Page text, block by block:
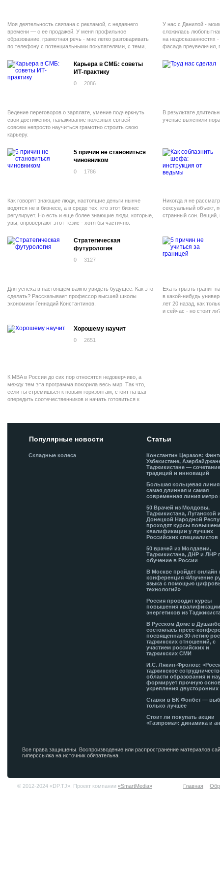
Моя деятельность связана с рекламой, с недавнего
времени — с ее продажей. У меня профильное
образование, грамотная речь - мне легко разговаривать
по телефону с потенциальными покупателями, с теми,
профессиональных отношениях. Но успехами в области
продаж похвастаться не могу.
У нас с Данилой -
сложилась
на недосказанностях
фасада преувеличил,
Карьера в СМБ: советы
ИТ-практику
0 2086
Ведение переговоров о зарплате, умение подчеркнуть
свои достижения, налаживание полезных связей —
совсем непросто научиться грамотно строить свою
карьеру.
В результате
ученые выяснили
5 причин не становиться
чиновником
0 1786
Как говорят знающие люди, настоящие деньги нынче
водятся не в бизнесе, а в среде тех, кто этот бизнес
регулирует. Но есть и еще более знающие люди, которые,
увы, опровергают этот тезис - хотя бы частично.
Никогда я не
сексуальный объект,
странный сон. Вещий,
Стратегическая
футурология
0 3127
Для успеха в настоящем важно увидеть будущее. Как это
сделать? Рассказывает профессор высшей школы
экономики Геннадий Константинов.
Ехать грызть гранит
в какой-нибудь
лет 20 назад, как
и сейчас - но стоит
Хорошему научит
0 2651
К MBA в России до сих пор относятся недоверчиво, а
между тем эта программа покорила весь мир. Так что,
если ты стремишься к новым горизонтам, стоит на шаг
опередить соотечественников и начать готовиться к
Популярные новости
Складные колеса
Статьи
Константин Церазов:
Узбекистане,
Таджикистане —
традиций и инноваций
Большая кольцевая
самая длинная и самая
современная линия метро
50 Врачей из Молдовы,
Таджикистана, Луганской
Донецкой Народной
проходят курсы
квалификации у лучших
Российских специалистов
50 врачей из Молдавии,
Таджикистана, ДНР и ЛНР
обучение в России
В Москве пройдет онлайн
конференция «Изучение
языка с помощью
технологий»
Россия проводит курсы
повышения
энергетиков из
В Русском Доме в
состоялась пресс-
посвященная 30-летию
таджикских отношений, с
участием российских и
таджикских СМИ
И.С. Лякин-Фролов:
таджикское
области образования и
формирует прочную
укрепления двусторонних
Ставки в БК Фонбет —
только лучшее
Стоит ли покупать акции
«Газпрома»: динамика и
Все права защищены. Воспроизводение или распространение материалов
гиперссылка на источник обязательна.
© 2012-2024 «DP.TJ». Проект компании «SmartMedia» Главная